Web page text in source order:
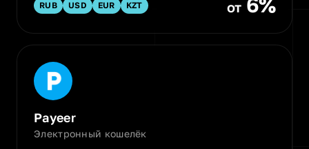
RUB USD EUR KZT от
Payeer
Электронный кошелёк